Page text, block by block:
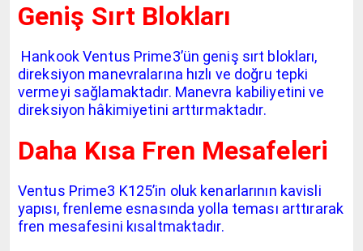
Geniş Sırt Blokları
Hankook Ventus Prime3’ün geniş sırt blokları,
direksiyon manevralarına hızlı ve doğru tepki
vermeyi sağlamaktadır. Manevra kabiliyetini ve
direksiyon hâkimiyetini arttırmaktadır.
Daha Kısa Fren Mesafeleri
Ventus Prime3 K125’in oluk kenarlarının kavisli
yapısı, frenleme esnasında yolla teması arttırarak
fren mesafesini kısaltmaktadır.